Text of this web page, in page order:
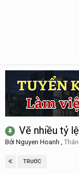
Vẽ nhiều tỷ
Bởi Nguyen Hoanh ,
TRƯỚC